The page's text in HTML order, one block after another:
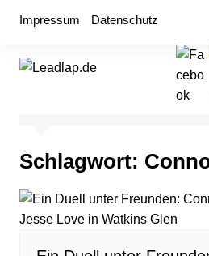
Impressum Datenschutz
Schlagwort: